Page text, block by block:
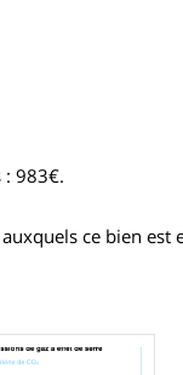
: 983€.
ce bien